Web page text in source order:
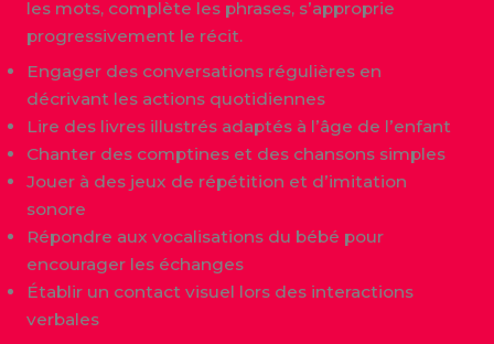
les mots, complète les phrases, s’approprie
progressivement le récit.
Engager des conversations régulières en
décrivant les actions quotidiennes
Lire des livres illustrés adaptés à l’âge de l’enfant
Chanter des comptines et des chansons simples
Jouer à des jeux de répétition et d’imitation
sonore
Répondre aux vocalisations du bébé pour
encourager les échanges
Établir un contact visuel lors des interactions
verbales